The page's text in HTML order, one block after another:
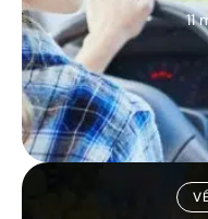
11